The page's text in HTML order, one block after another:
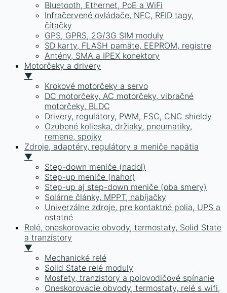
Bluetooth, Ethernet, PoE a WiFi
Infračervené ovládače, NFC, RFID tagy,
čítačky
GPS, GPRS, 2G/3G SIM moduly
SD karty, FLASH pamäte, EEPROM, registre
Antény, SMA a IPEX konektory
Motorčeky a drivery
▼
Krokové motorčeky a servo
DC motorčeky, AC motorčeky, vibračné
motorčeky, BLDC
Drivery, regulátory, PWM, ESC, CNC shieldy
Ozubené kolieska, držiaky, pneumatiky,
remene, spojky
Zdroje, adaptéry, regulátory a meniče napätia
▼
Step-down meniče (nadol)
Step-up meniče (nahor)
Step-up aj step-down meniče (oba smery)
Solárne články, MPPT, nabíjačky
Univerzálne zdroje, pre kontaktné polia, UPS a
ostatné
Relé, oneskorovacie obvody, termostaty, Solid State
a tranzistory
▼
Mechanické relé
Solid State relé moduly
Mosfety, tranzistory a polovodičové spínanie
Oneskorovacie obvody, termostaty, relé s wifi,